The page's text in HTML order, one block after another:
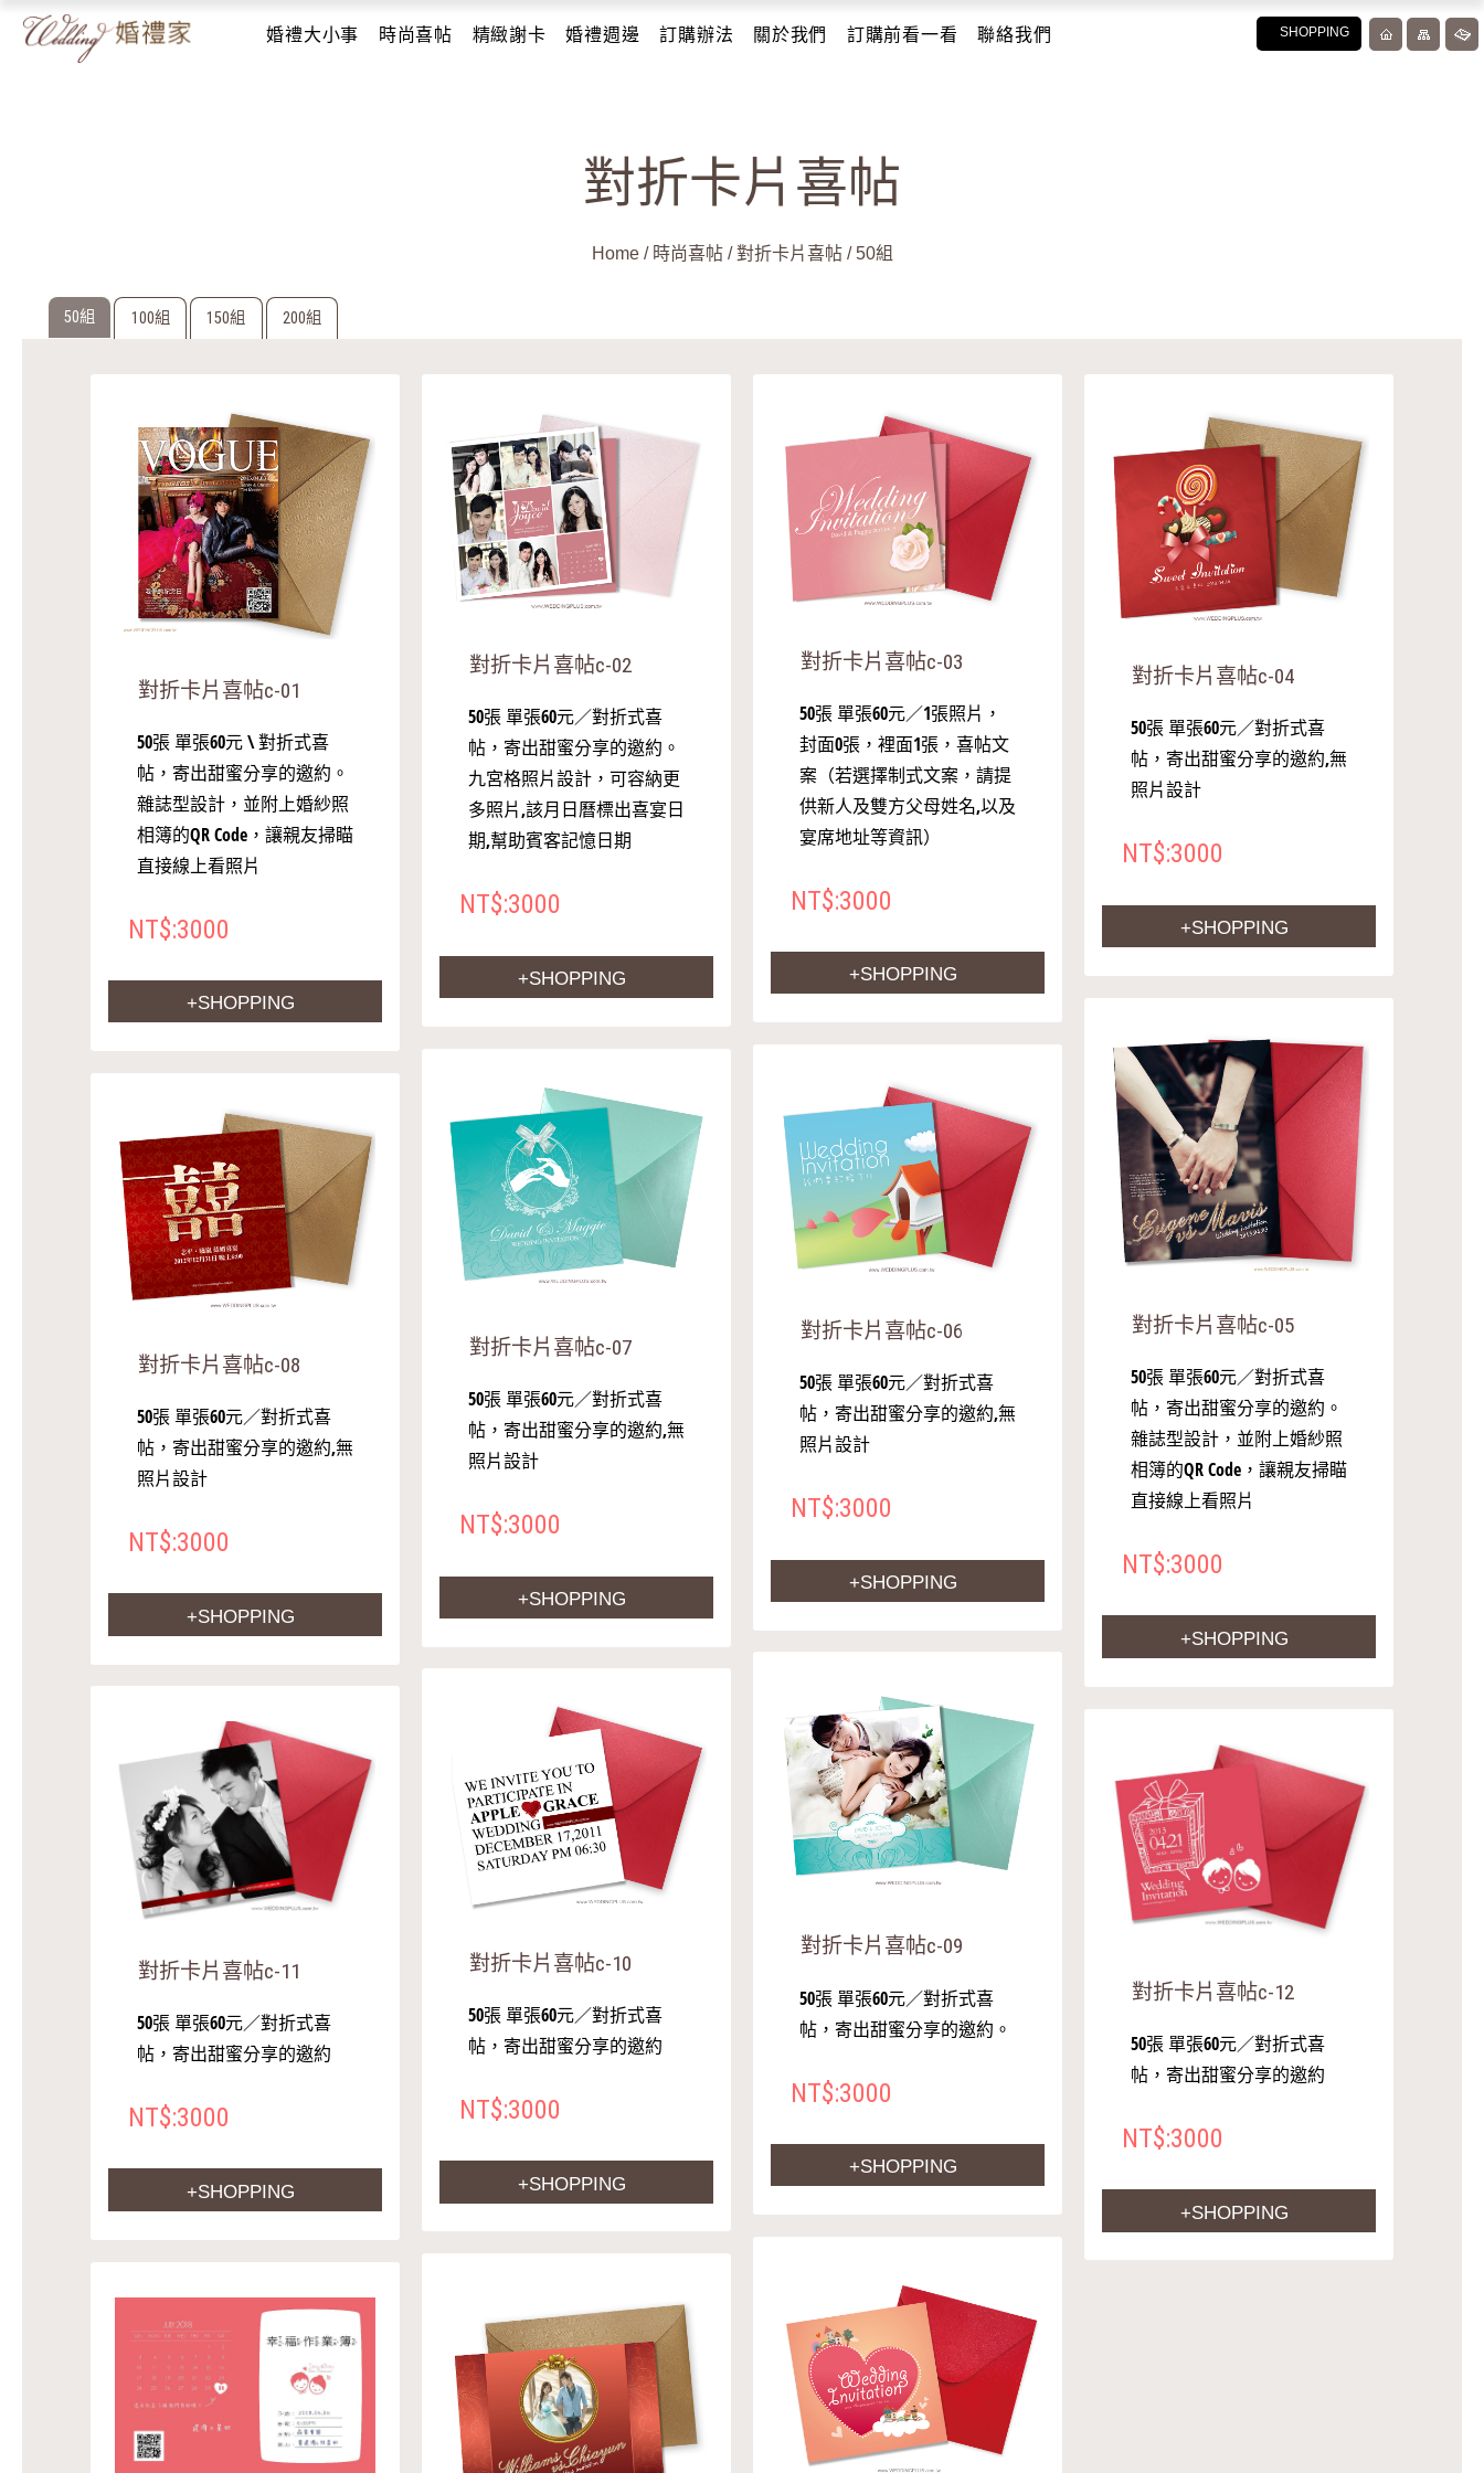
SHOPPING
婚禮大小事 時尚喜帖 精緻謝卡 婚禮週邊 訂購辦法 關於我們 訂購前看一看 聯絡我們
對折卡片喜帖
Home/ 時尚喜帖/對折卡片喜帖/ 50組
50組 100組 150組 200組
對折卡片喜帖c-01
50張 單張60元 \ 對折式喜
帖，寄出甜蜜分享的邀約。
雜誌型設計，並附上婚紗照
相簿的QR Code，讓親友掃瞄
直接線上看照片
NT$:3000
+SHOPPING
對折卡片喜帖c-02
50張 單張60元／對折式喜
帖，寄出甜蜜分享的邀約。
九宮格照片設計，可容納更
多照片,該月日曆標出喜宴日
期,幫助賓客記憶日期
NT$:3000
+SHOPPING
對折卡片喜帖c-03
50張 單張60元／1張照片，
封面0張，裡面1張，喜帖文
案（若選擇制式文案，請提
供新人及雙方父母姓名,以及
宴席地址等資訊）
NT$:3000
+SHOPPING
對折卡片喜帖c-04
50張 單張60元／對折式喜
帖，寄出甜蜜分享的邀約,無
照片設計
NT$:3000
+SHOPPING
對折卡片喜帖c-05
50張 單張60元／對折式喜
帖，寄出甜蜜分享的邀約。
雜誌型設計，並附上婚紗照
相簿的QR Code，讓親友掃瞄
直接線上看照片
NT$:3000
+SHOPPING
對折卡片喜帖c-06
50張 單張60元／對折式喜
帖，寄出甜蜜分享的邀約,無
照片設計
NT$:3000
+SHOPPING
對折卡片喜帖c-07
50張 單張60元／對折式喜
帖，寄出甜蜜分享的邀約,無
照片設計
NT$:3000
+SHOPPING
對折卡片喜帖c-08
50張 單張60元／對折式喜
帖，寄出甜蜜分享的邀約,無
照片設計
NT$:3000
+SHOPPING
對折卡片喜帖c-09
50張 單張60元／對折式喜
帖，寄出甜蜜分享的邀約。
NT$:3000
+SHOPPING
對折卡片喜帖c-10
50張 單張60元／對折式喜
帖，寄出甜蜜分享的邀約
NT$:3000
+SHOPPING
對折卡片喜帖c-11
50張 單張60元／對折式喜
帖，寄出甜蜜分享的邀約
NT$:3000
+SHOPPING
對折卡片喜帖c-12
50張 單張60元／對折式喜
帖，寄出甜蜜分享的邀約
NT$:3000
+SHOPPING